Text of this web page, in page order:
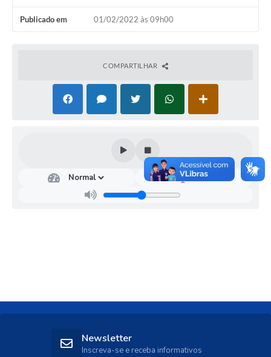
Publicado em 01/02/2022 às 09h00
COMPARTILHAR
Newsletter
Inscreva-se e receba informativos